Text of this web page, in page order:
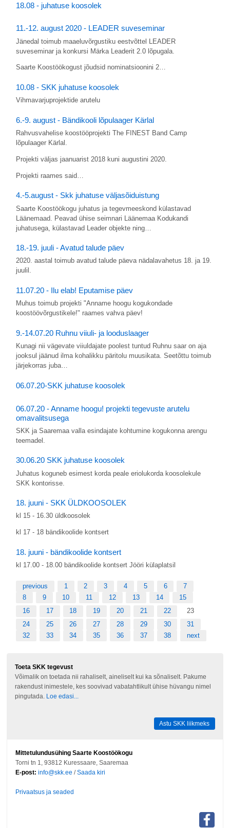
18.08 - juhatuse koosolek
11.-12. august 2020 - LEADER suveseminar
Jänedal toimub maaeluvõrgustiku eestvõttel LEADER
suveseminar ja konkursi Märka Leaderit 2.0 lõpugala.
Saarte Koostöökogust jõudsid nominatsioonini 2…
10.08 - SKK juhatuse koosolek
Vihmavarjuprojektide arutelu
6.-9. august - Bändikooli lõpulaager Kärlal
Rahvusvahelise koostööprojekti The FINEST Band Camp
lõpulaager Kärlal.
Projekti väljas jaanuarist 2018 kuni augustini 2020.
Projekti raames said…
4.-5.august - Skk juhatuse väljasõiduistung
Saarte Koostöökogu juhatus ja tegevmeeskond külastavad
Läänemaad. Peavad ühise seimnari Läänemaa Kodukandi
juhatusega, külastavad Leader objekte ning…
18.-19. juuli - Avatud talude päev
2020. aastal toimub avatud talude päeva nädalavahetus 18. ja 19.
juulil.
11.07.20 - Ilu elab! Eputamise päev
Muhus toimub projekti "Anname hoogu kogukondade
koostöövõrgustikele!" raames vahva päev!
9.-14.07.20 Ruhnu viiuli- ja looduslaager
Kunagi nii vägevate viiuldajate poolest tuntud Ruhnu saar on aja
jooksul jäänud ilma kohalikku päritolu muusikata. Seetõttu toimub
järjekorras juba…
06.07.20-SKK juhatuse koosolek
06.07.20 - Anname hoogu! projekti tegevuste arutelu
omavalitsusega
SKK ja Saaremaa valla esindajate kohtumine kogukonna arengu
teemadel.
30.06.20 SKK juhatuse koosolek
Juhatus koguneb esimest korda peale eriolukorda koosolekule
SKK kontorisse.
18. juuni - SKK ÜLDKOOSOLEK
kl 15 - 16.30 üldkoosolek
kl 17 - 18 bändikoolide kontsert
18. juuni - bändikoolide kontsert
kl 17.00 - 18.00 bändikoolide kontsert Jööri külaplatsil
previous 1 2 3 4 5 6
7
8
9 10 11 12 13 14
15
16
17 18 19 20 21 22
23
24
25 26 27 28 29 30
31
32
33 34 35 36 37 38 next
Toeta SKK tegevust
Võimalik on toetada nii rahaliselt, aineliselt kui ka sõnaliselt. Pakume
rakendust inimestele, kes soovivad vabatahtlikult ühise hüvangu nimel
pingutada. Loe edasi...
Astu SKK liikmeks
Mittetulundusühing Saarte Koostöökogu
Torni tn 1, 93812 Kuressaare, Saaremaa
E-post: info@skk.ee /Saada kiri
Privaatsus ja seaded